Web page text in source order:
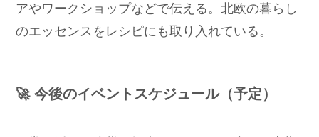
アやワークショップなどで伝える。北欧の暮らし
のエッセンスをレシピにも取り入れている。
🚀 今後のイベントスケジュール（予定）